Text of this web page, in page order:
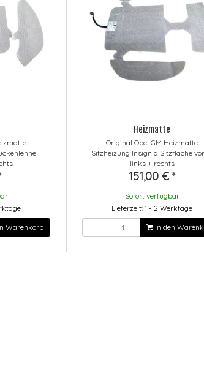
Warenkorb
Heizmatte
Original Opel GM Heizmatte
Sitzheizung Insignia Sitzfläche
links + rechts
151,00 € *
Sofort verfügbar
Lieferzeit: 1 - 2 Werktage
In den